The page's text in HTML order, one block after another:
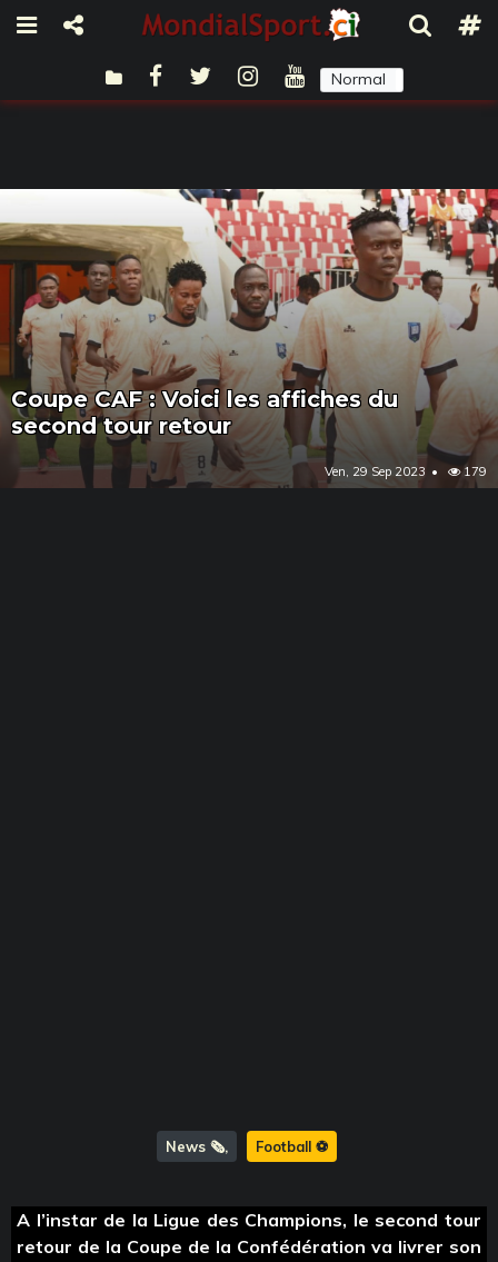
Normal
Coupe CAF : Voici les affiches du
second tour retour
Ven, 29 Sep 2023 179
News 🗞️ Football ⚽️
A l’instar de la Ligue des Champions, le second tour
retour de la Coupe de la Confédération va livrer son